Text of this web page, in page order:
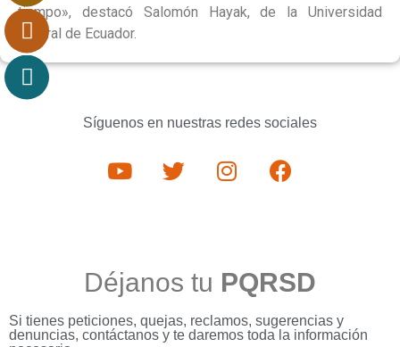
tiempo», destacó Salomón Hayak, de la Universidad
Central de Ecuador.
Síguenos en nuestras redes sociales
Déjanos tu PQRSD
Si tienes peticiones, quejas, reclamos, sugerencias y
denuncias, contáctanos y te daremos toda la información